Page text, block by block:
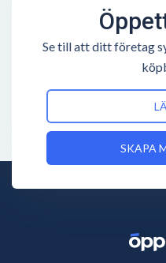
Se till att ditt företag
SKAPA